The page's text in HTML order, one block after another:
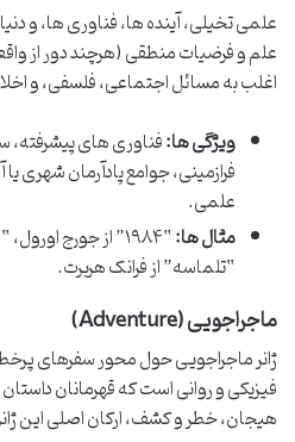
علمی تخیلی، آینده ها، فناوری ها، و
علم و فرضیات منطقی (هرچند دور از
اغلب به مسائل اجتماعی، فلسفی، و
ویژگی ها:فناوری های پیشرفته،
فرازمینی، جوامع پادآرمان شهری
علمی.
مثال ها:
“۱۹۸۴” از جورج
“تلماسه” از فرانک هربرت.
ماجراجویی (Adventure)
ژانر ماجراجویی حول محور سفرهای
فیزیکی و روانی است که قهرمانان داستان
هیجان، خطر و کشف، ارکان اصلی این